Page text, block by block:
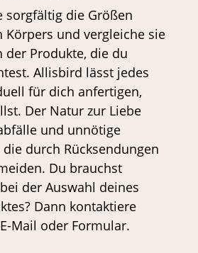
sorgfältig die Größen
Körpers und vergleiche sie
der Produkte, die du
Allisbird lässt jedes
für dich anfertigen,
Der Natur zur Liebe
und unnötige
durch Rücksendungen
Du brauchst
der Auswahl deines
Dann kontaktiere
Mail oder Formular.